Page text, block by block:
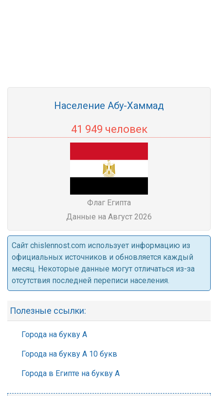
Население Абу-Хаммад
41 949 человек
Флаг Египта
Данные на Август 2026
Cайт chislennost.com использует информацию из
официальных источников и обновляется каждый
месяц. Некоторые данные могут отличаться из-за
отсутствия последней переписи населения.
Полезные ссылки:
Города на букву А
Города на букву А 10 букв
Города в Египте на букву А